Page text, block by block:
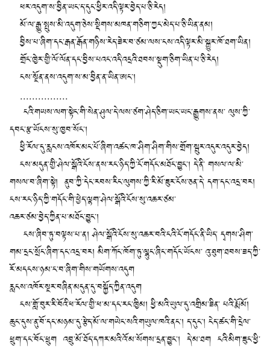
ཕར་འདུག་ས་བྱིན་ཡང་ད་དུང་ཕྱིར་འདི་ལྟར་བྱེད་པ་ཅི་རེད།
མོ་ལ་རྒྱུ་སྤུས་མི་འདུག་ཅེས་སྡིགས་མཁན་གཅིག་ཀྱང་མེད་པ་ཅི་ཡིན་ནམ།
བྱིས་པ་ཞིག་དང་རྒན་རྒོན་གཉིས་རེད་ཟེར་བ་ཙམ་ལས་ངས་འདི་ལྟར་མི་སྐྱུར་ཁོ་ཐག་ཡིན།
གྲོང་ཁྱེར་གྱི་ལོ་ལོན་དང་བྱིས་པའང་འདི་འདྲའི་ཐབས་སྡུག་ཅིག་ཡིན་པ་ཅི་རེད།
ངས་སྔོན་ནས་འདུག་ས་མ་བྱིན་ན་ཡིན་ཨང་།
................
ངའི་གཡས་ལག་སྟེང་གི་སེན་ཤུལ་དེ་ལས་ཙག་ཤེད་ཅིག་ཡང་ཡང་རྒྱུགས་ནས་ ལུས་ཀྱི་
དབང་རྩ་ཡོངས་སུ་ཁྱབ་སོང་།
ཕྱི་རོལ་དུ་རླངས་འཁོར་མང་པོ་ཞིག་འཚང་ཁ་ཤིག་ཤིག་གིས་གྲོག་སྦུར་འདུར་འདུར་བྱེད།
ངས་མདུན་གྱི་ཤེལ་སྒོའི་ངོས་ནས་རང་ཉིད་ཀྱི་ངོ་གདོང་མཐོང་བྱུང་། དེ་ནི་ གསལ་ལ་མི་
གསལ་བ་ཞིག་སྟེ། ནུབ་ཀྱི་དེང་རབས་རིང་ལུགས་ཀྱི་རི་མོ་ཟུར་ངོས་ཅན་དེ་ དག་དང་འདྲ་བར།
ངས་རང་ཉིད་ཀྱི་གདོང་གི་ཕྱེད་ལྷག་ཤེལ་སྒོའི་ངོས་སུ་འཆར་ཙམ་
འཆར་ཙམ་བྱེད་ཀྱིན་པ་མཐོང་བྱུང་།
ངས་ཞིབ་ཏུ་བལྟས་པ་ན། ཤེལ་སྒོའི་ངོས་སུ་འཆར་བའི་ངའི་ངོ་གདོང་ནི་ཡིད་ དྭགས་ཤིག་
གམ་དྲང་སྲོང་ཞིག་དང་འདྲ་བར། མིག་ཀོང་ཁོག་ཏུ་ལྷུང་ཞིང་གདོང་ཡོངས་ འུ་ཐུག་ཐབས་ཟད་ཀྱི་
རོ་མདངས་ཉམ་ང་བ་ཞིག་གིས་གཡོགས་འདུག
རླངས་འཁོར་སྔར་བཞིན་མདུན་དུ་བསྐྱོད་ཀྱིན་འདུག
ངས་གློ་བུར་རི་བོའི་ཕ་རོལ་གྱི་ཕ་མ་དང་རང་ཁྱིམ། ཕྱི་མའི་ཡུལ་དུ་འགྲིམ་ཟིན་ པའི་རྨོ་མོ།
ཆུང་དུས་ནུ་བོ་དང་མཉམ་དུ་རྩེད་མོ་ལ་གཡེང་སའི་གཡུལ་ཁའི་ནང་། ད་དུང་། ངེད་ཚང་གི་དྲེལ་
ཕྲུག་དང་བོང་ཕྲུག འབྲུ་མོ་ཐོད་དཀར་མའི་འོ་མ་སོགས་དྲན་བྱུང་། དེ་མ་ཐག ངའི་མིག་ཟུང་ཕྱི་